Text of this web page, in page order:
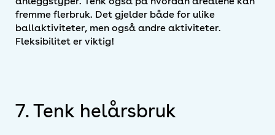
fremme flerbruk. Det gjelder både for ulike
ballaktiviteter, men også andre aktiviteter.
Fleksibilitet er viktig!
7. Tenk helårsbruk